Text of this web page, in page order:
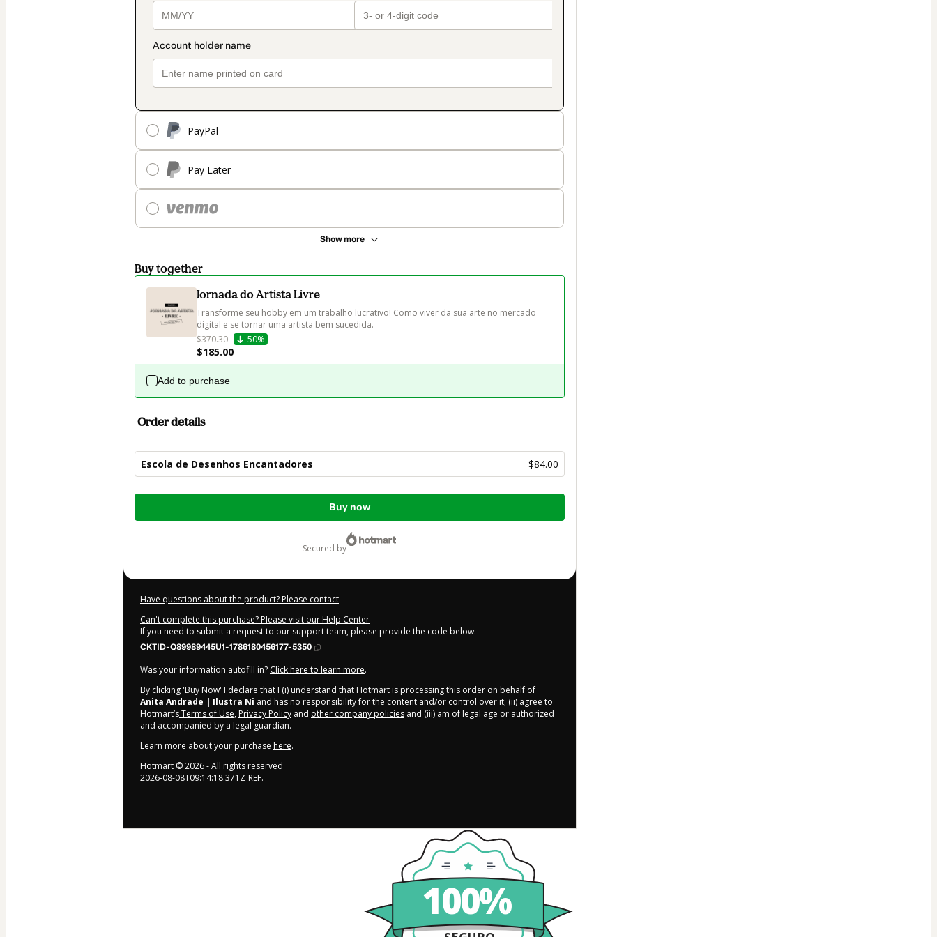
PayPal
Pay Later
Show more
Buy together
Jornada do Artista Livre
Transforme seu hobby em um trabalho lucrativo! Como viver da sua arte no mercado
digital e se tornar uma artista bem sucedida.
$370.30
50%
$185.00
Add to purchase
Order details
Escola de Desenhos Encantadores $84.00
Total
Buy now
secured by
Have questions about the product? Please contact
Can't complete this purchase? Please visit our Help Center
If you need to submit a request to our support team, please provide the code below:
CKTID-Q89989445U1-1786180456177-5350
Was your information autofill in? Click here to learn more.
By clicking 'Buy Now' I declare that I (i) understand that Hotmart is processing this order on behalf of
Anita Andrade | Ilustra Ni and has no responsibility for the content and/or control over it; (ii) agree to
Hotmart’sTerms of Use, Privacy Policy and other company policies and (iii) am of legal age or authorized
and accompanied by a legal guardian.
Learn more about your purchase here.
Hotmart ©2026- All rights reserved
2026-08-08T09:14:18.371Z REF.
100%